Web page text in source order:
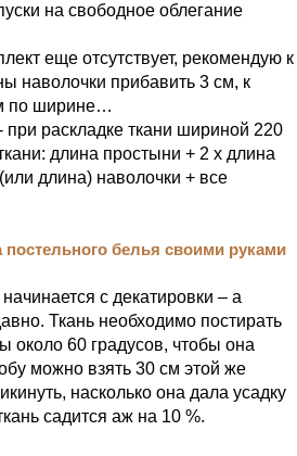
на свободное облегание
еще отсутствует, рекомендую к
наволочки прибавить 3 см, к
по ширине…
при раскладке ткани шириной 220
длина простыни + 2 х длина
длина) наволочки + все
с декатировки – а
Ткань необходимо постирать
около 60 градусов, чтобы она
можно взять 30 см этой же
насколько она дала усадку
садится аж на 10 %.